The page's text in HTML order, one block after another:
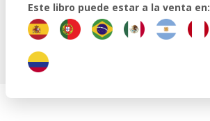
Este libro puede estar a la venta en: